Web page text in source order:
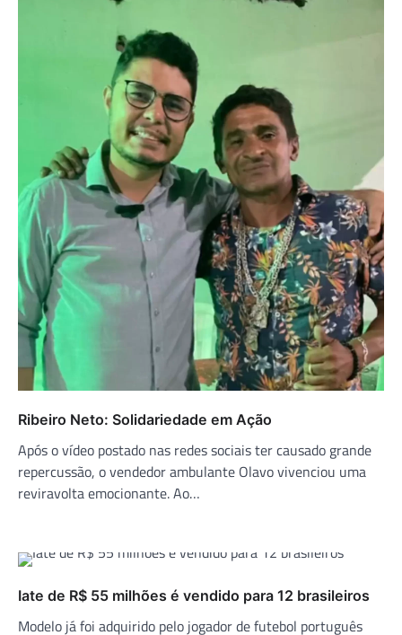
Ribeiro Neto: Solidariedade em Ação
Após o vídeo postado nas redes sociais ter causado grande
repercussão, o vendedor ambulante Olavo vivenciou uma
reviravolta emocionante. Ao…
Iate de R$ 55 milhões é vendido para 12 brasileiros
Modelo já foi adquirido pelo jogador de futebol português